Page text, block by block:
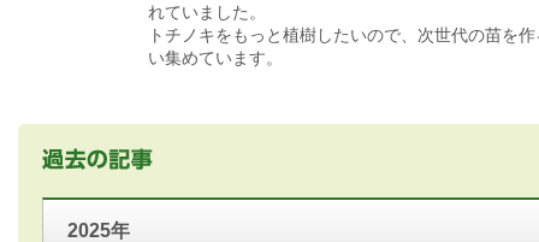
れていました。
トチノキをもっと植樹したいので、次世代の苗を
い集めています。
2025年